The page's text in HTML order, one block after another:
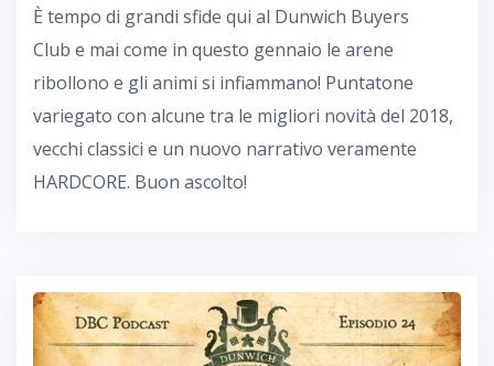
È tempo di grandi sfide qui al Dunwich Buyers
Club e mai come in questo gennaio le arene
ribollono e gli animi si infiammano! Puntatone
variegato con alcune tra le migliori novità del 2018,
vecchi classici e un nuovo narrativo veramente
HARDCORE. Buon ascolto!